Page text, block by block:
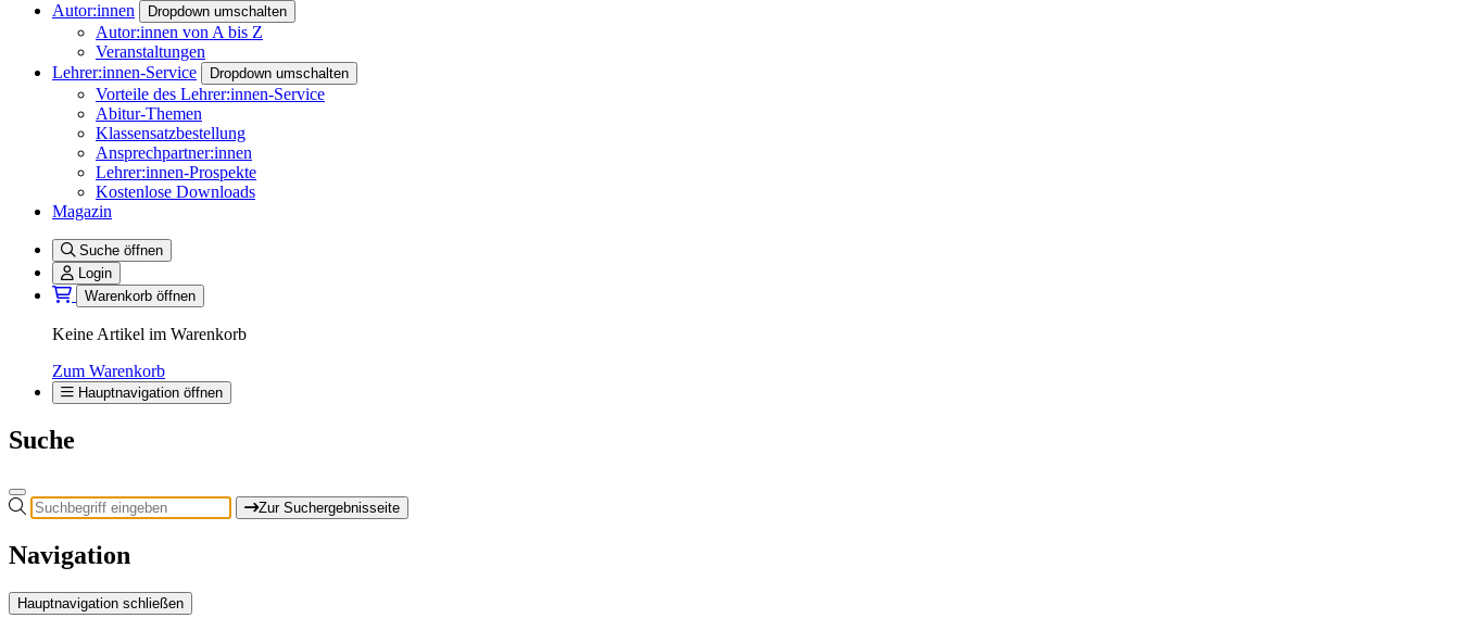
Autor:innen
Dropdown umschalten
Autor:innen von A bis Z
Veranstaltungen
Lehrer:innen-Service
Dropdown umschalten
Vorteile des Lehrer:innen-Service
Abitur-Themen
Klassensatzbestellung
Ansprechpartner:innen
Lehrer:innen-Prospekte
Kostenlose Downloads
Magazin
Suche öffnen
Login
Warenkorb öffnen
Keine Artikel im Warenkorb
Zum Warenkorb
Hauptnavigation öffnen
Suche
Zur Suchergebnisseite
Navigation
Hauptnavigation schließen